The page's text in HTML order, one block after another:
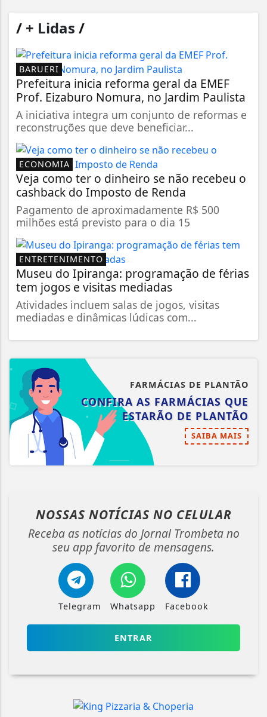
/ + Lidas /
BARUERI
Prefeitura inicia reforma geral da EMEF
Prof. Eizaburo Nomura, no Jardim Paulista
A iniciativa integra um conjunto de reformas e
reconstruções que deve beneficiar...
ECONOMIA
Veja como ter o dinheiro se não recebeu o
cashback do Imposto de Renda
Pagamento de aproximadamente R$ 500
milhões está previsto para o dia 15
ENTRETENIMENTO
Museu do Ipiranga: programação de férias
tem jogos e visitas mediadas
Atividades incluem salas de jogos, visitas
mediadas e dinâmicas lúdicas com...
FARMÁCIAS DE PLANTÃO
CONFIRA AS FARMÁCIAS QUE
ESTARÃO DE PLANTÃO
SAIBA MAIS
NOSSAS NOTÍCIAS NO CELULAR
Receba as notícias do Jornal Trombeta no
seu app favorito de mensagens.
Telegram Whatsapp Facebook
ENTRAR